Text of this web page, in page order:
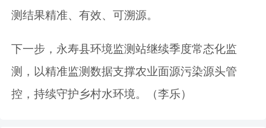
测结果精准、有效、可溯源。
下一步，永寿县环境监测站继续季度常态化监
测，以精准监测数据支撑农业面源污染源头管
控，持续守护乡村水环境。（李乐）